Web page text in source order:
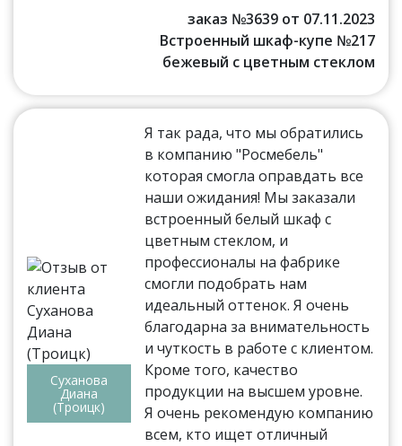
заказ №3639 от 07.11.2023
Встроенный шкаф-купе №217
бежевый с цветным стеклом
Суханова
Диана
(Троицк)
Я так рада, что мы обратились
в компанию "Росмебель"
которая смогла оправдать все
наши ожидания! Мы заказали
встроенный белый шкаф с
цветным стеклом, и
профессионалы на фабрике
смогли подобрать нам
идеальный оттенок. Я очень
благодарна за внимательность
и чуткость в работе с клиентом.
Кроме того, качество
продукции на высшем уровне.
Я очень рекомендую компанию
всем, кто ищет отличный